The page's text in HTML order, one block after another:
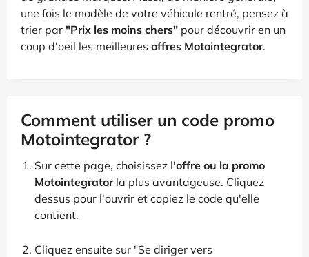
une fois le modèle de votre véhicule rentré, pensez à
trier par "Prix les moins chers" pour découvrir en un
coup d'oeil les meilleures offres Motointegrator.
Comment utiliser un code promo
Motointegrator ?
Sur cette page, choisissez l'offre ou la promo
Motointegratorla plus avantageuse. Cliquez
dessus pour l'ouvrir et copiez le code qu'elle
contient.
Cliquez ensuite sur "Se diriger vers